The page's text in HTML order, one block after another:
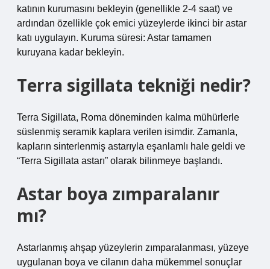
katının kurumasını bekleyin (genellikle 2-4 saat) ve
ardından özellikle çok emici yüzeylerde ikinci bir astar
katı uygulayın. Kuruma süresi: Astar tamamen
kuruyana kadar bekleyin.
Terra sigillata tekniği nedir?
Terra Sigillata, Roma döneminden kalma mühürlerle
süslenmiş seramik kaplara verilen isimdir. Zamanla,
kapların sinterlenmiş astarıyla eşanlamlı hale geldi ve
“Terra Sigillata astarı” olarak bilinmeye başlandı.
Astar boya zımparalanır
mı?
Astarlanmış ahşap yüzeylerin zımparalanması, yüzeye
uygulanan boya ve cilanın daha mükemmel sonuçlar